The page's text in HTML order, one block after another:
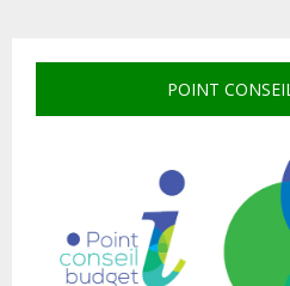
POINT